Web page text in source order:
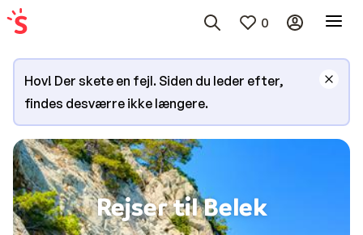
0
Hov! Der skete en fejl. Siden du leder efter,
findes desværre ikke længere.
Rejser til Belek